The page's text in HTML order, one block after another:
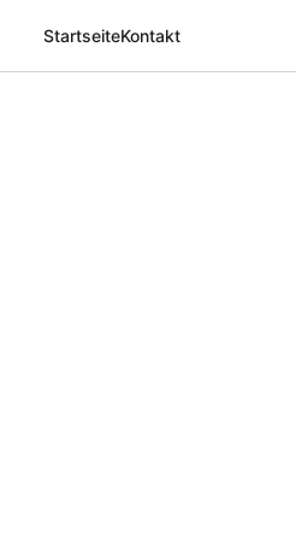
StartseiteKontakt